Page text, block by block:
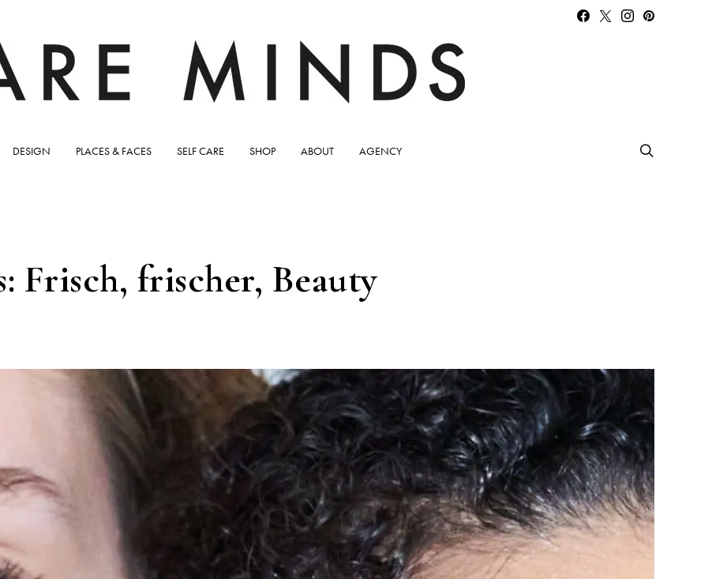
DESIGN PLACES & FACES SELF CARE SHOP ABOUT AGENCY
Frisch, frischer, Beauty